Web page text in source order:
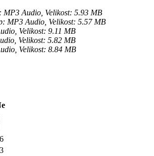
MP3 Audio, Velikost: 5.93 MB
MP3 Audio, Velikost: 5.57 MB
Velikost: 9.11 MB
Velikost: 5.82 MB
Velikost: 8.84 MB